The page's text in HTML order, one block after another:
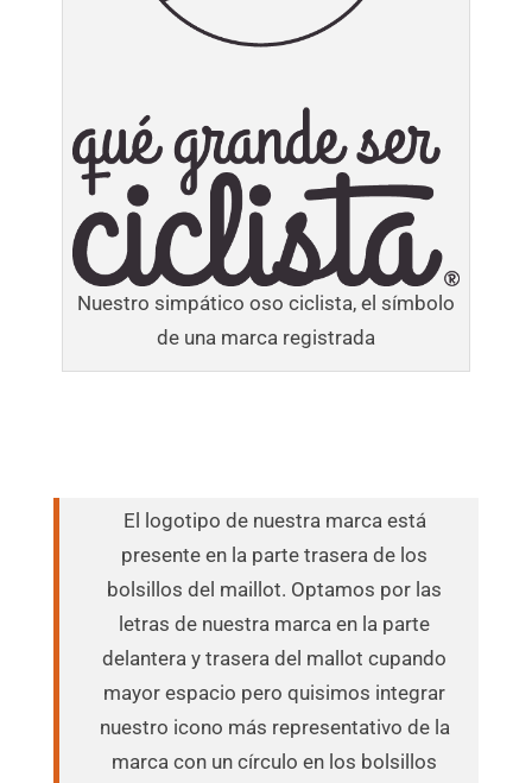
Nuestro simpático oso ciclista, el símbolo
de una marca registrada
El logotipo de nuestra marca está
presente en la parte trasera de los
bolsillos del maillot. Optamos por las
letras de nuestra marca en la parte
delantera y trasera del mallot cupando
mayor espacio pero quisimos integrar
nuestro icono más representativo de la
marca con un círculo en los bolsillos